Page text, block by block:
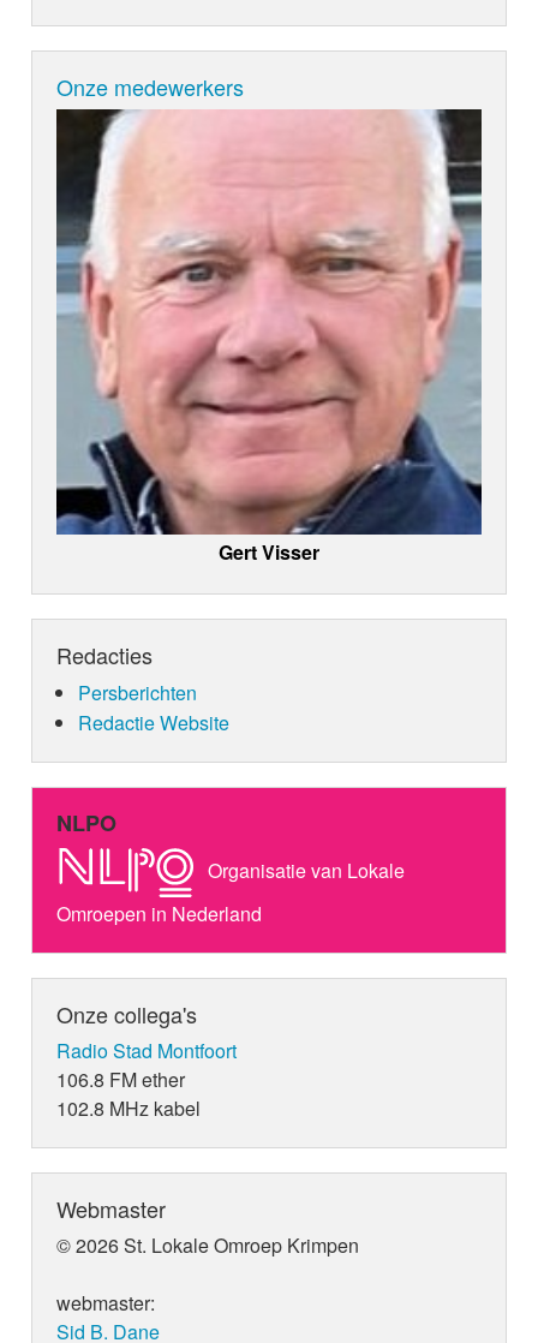
Onze medewerkers
Gert Visser
Redacties
Persberichten
Redactie Website
NLPO
Organisatie van Lokale
Omroepen in Nederland
Onze collega's
Radio Stad Montfoort
106.8 FM ether
102.8 MHz kabel
Webmaster
© 2026 St. Lokale Omroep Krimpen
webmaster:
Sid B. Dane